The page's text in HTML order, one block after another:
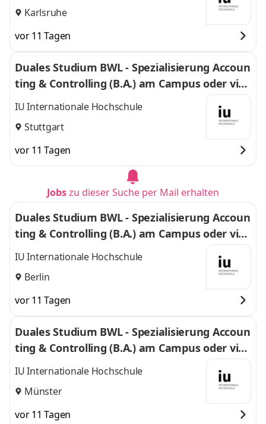
Karlsruhe
vor 11 Tagen
Duales Studium BWL - Spezialisierung Accoun
ting & Controlling (B.A.) am Campus oder virt
uell
IU Internationale Hochschule
Stuttgart
vor 11 Tagen
Jobszu dieser Suche per Mail erhalten
Duales Studium BWL - Spezialisierung Accoun
ting & Controlling (B.A.) am Campus oder virt
uell
IU Internationale Hochschule
Berlin
vor 11 Tagen
Duales Studium BWL - Spezialisierung Accoun
ting & Controlling (B.A.) am Campus oder virt
uell
IU Internationale Hochschule
Münster
vor 11 Tagen